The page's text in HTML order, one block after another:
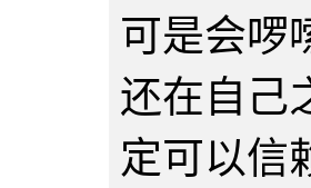
可是会啰
还在自己
定可以信